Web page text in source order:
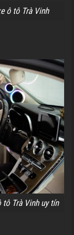
ô tô Trà Vinh
Trà Vinh uy tín